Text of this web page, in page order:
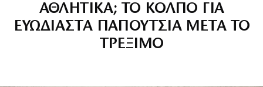
ΑΘΛΗΤΙΚΑ; ΤΟ ΚΟΛΠΟ ΓΙΑ
ΕΥΩΔΙΑΣΤΑ ΠΑΠΟΥΤΣΙΑ ΜΕΤΑ ΤΟ
ΤΡΕΞΙΜΟ